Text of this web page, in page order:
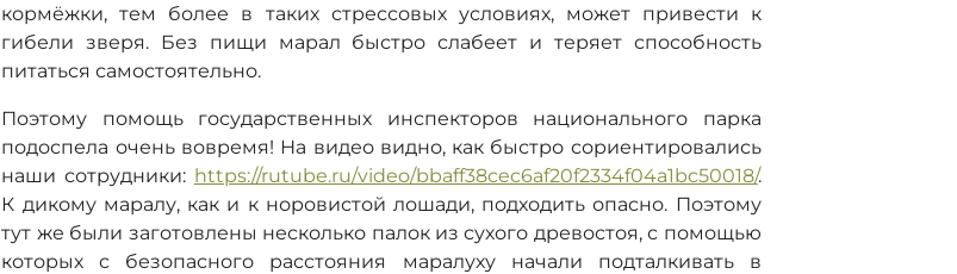
кормёжки, тем более в таких стрессовых условиях, может привести к
гибели зверя. Без пищи марал быстро слабеет и теряет способность
питаться самостоятельно.
Поэтому помощь государственных инспекторов национального парка
подоспела очень вовремя! На видео видно, как быстро сориентировались
наши сотрудники: https://rutube.ru/video/bbaff38cec6af20f2334f04a1bc50018/.
К дикому маралу, как и к норовистой лошади, подходить опасно. Поэтому
тут же были заготовлены несколько палок из сухого древостоя, с помощью
которых с безопасного расстояния маралуху начали подталкивать в